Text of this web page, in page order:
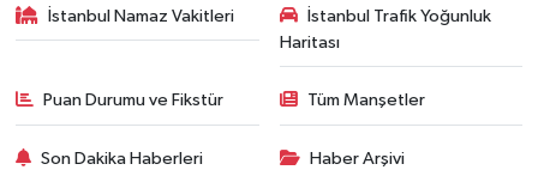
İstanbul Namaz Vakitleri
İstanbul Trafik Yoğunluk
Haritası
Puan Durumu ve Fikstür Tüm Manşetler
Son Dakika Haberleri Haber Arşivi